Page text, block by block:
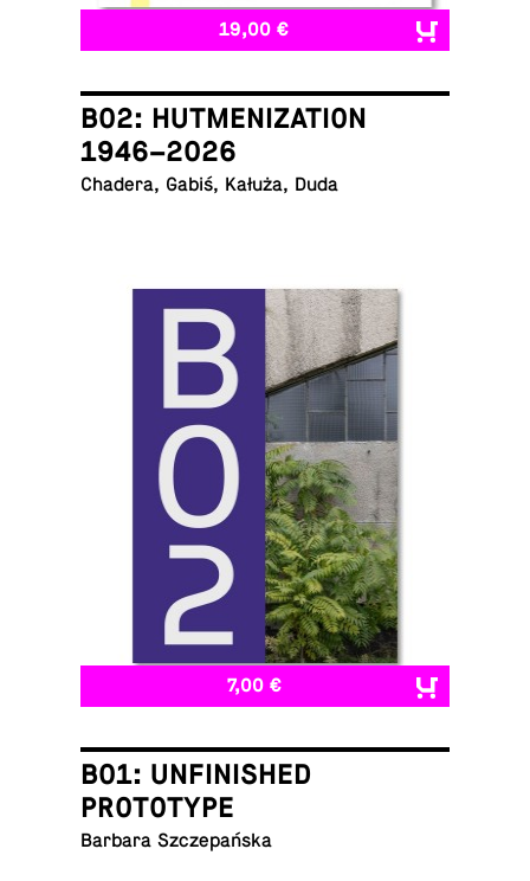
19,00 €
B02: HUTMENIZATION
1946–2026
Chadera, Gabiś, Kałuża, Duda
7,00 €
B01: UNFINISHED
PROTOTYPE
Barbara Szczepańska